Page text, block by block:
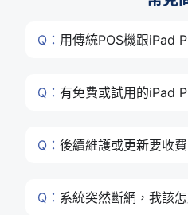
Q： 用傳統POS機跟iPad
Q： 有免費或試用的iPad
Q： 後續維護或更新要收費
Q： 系統突然斷網，我該